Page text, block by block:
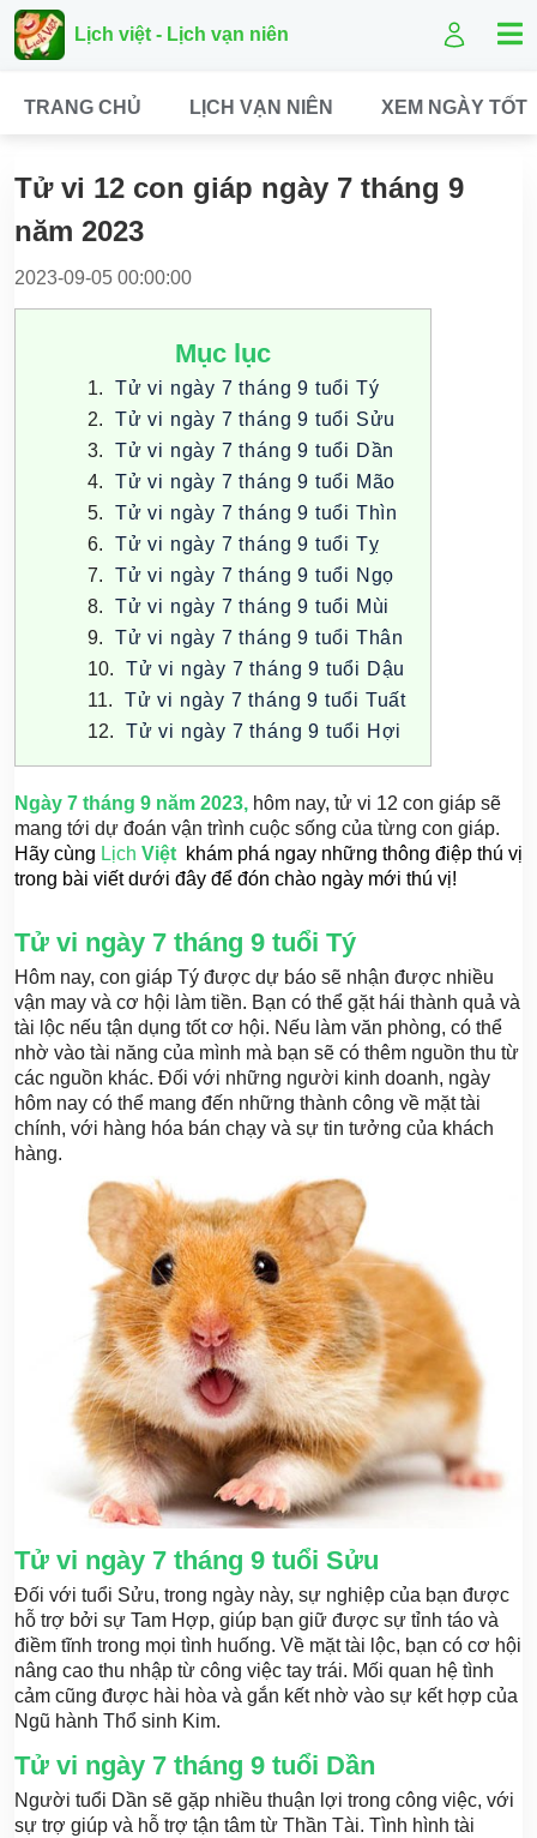
Lịch việt - Lịch vạn niên
TRANG CHỦ LỊCH VẠN NIÊN XEM NGÀY TỐT
Tử vi 12 con giáp ngày 7 tháng 9
năm 2023
2023-09-05 00:00:00
Mục lục
Tử vi ngày 7 tháng 9 tuổi Tý
Tử vi ngày 7 tháng 9 tuổi Sửu
Tử vi ngày 7 tháng 9 tuổi Dần
Tử vi ngày 7 tháng 9 tuổi Mão
Tử vi ngày 7 tháng 9 tuổi Thìn
Tử vi ngày 7 tháng 9 tuổi Tỵ
Tử vi ngày 7 tháng 9 tuổi Ngọ
Tử vi ngày 7 tháng 9 tuổi Mùi
Tử vi ngày 7 tháng 9 tuổi Thân
Tử vi ngày 7 tháng 9 tuổi Dậu
Tử vi ngày 7 tháng 9 tuổi Tuất
Tử vi ngày 7 tháng 9 tuổi Hợi
Ngày 7 tháng 9 năm 2023, hôm nay, tử vi 12 con giáp sẽ
mang tới dự đoán vận trình cuộc sống của từng con giáp.
Hãy cùng Lịch Việt khám phá ngay những thông điệp thú vị
trong bài viết dưới đây để đón chào ngày mới thú vị!
Tử vi ngày 7 tháng 9 tuổi Tý
Hôm nay, con giáp Tý được dự báo sẽ nhận được nhiều
vận may và cơ hội làm tiền. Bạn có thể gặt hái thành quả và
tài lộc nếu tận dụng tốt cơ hội. Nếu làm văn phòng, có thể
nhờ vào tài năng của mình mà bạn sẽ có thêm nguồn thu từ
các nguồn khác. Đối với những người kinh doanh, ngày
hôm nay có thể mang đến những thành công về mặt tài
chính, với hàng hóa bán chạy và sự tin tưởng của khách
hàng.
Tử vi ngày 7 tháng 9 tuổi Sửu
Đối với tuổi Sửu, trong ngày này, sự nghiệp của bạn được
hỗ trợ bởi sự Tam Hợp, giúp bạn giữ được sự tỉnh táo và
điềm tĩnh trong mọi tình huống. Về mặt tài lộc, bạn có cơ hội
nâng cao thu nhập từ công việc tay trái. Mối quan hệ tình
cảm cũng được hài hòa và gắn kết nhờ vào sự kết hợp của
Ngũ hành Thổ sinh Kim.
Tử vi ngày 7 tháng 9 tuổi Dần
Người tuổi Dần sẽ gặp nhiều thuận lợi trong công việc, với
sự trợ giúp và hỗ trợ tận tâm từ Thần Tài. Tình hình tài